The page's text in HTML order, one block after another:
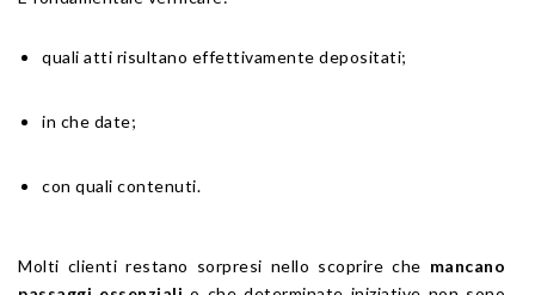
quali atti risultano effettivamente depositati;
in che date;
con quali contenuti.
Molti clienti restano sorpresi nello scoprire che mancano